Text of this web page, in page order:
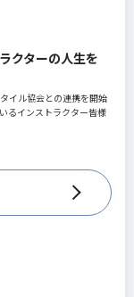
藤健祐さんにインタビ
金制度はお客様を大切に
と闘いながらもお客様
クターの人生を
イル協会との連携を開始
るインストラクター皆様